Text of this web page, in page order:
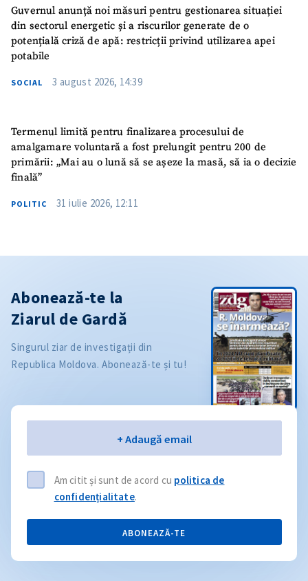
Guvernul anunță noi măsuri pentru gestionarea situației
din sectorul energetic și a riscurilor generate de o
potențială criză de apă: restricții privind utilizarea apei
potabile
SOCIAL 3 august 2026, 14:39
Termenul limită pentru finalizarea procesului de
amalgamare voluntară a fost prelungit pentru 200 de
primării: „Mai au o lună să se așeze la masă, să ia o decizie
finală”
POLITIC 31 iulie 2026, 12:11
Abonează-te la
Ziarul de Gardă
Singurul ziar de investigații din
Republica Moldova. Abonează-te și tu!
+ Adaugă email
Am citit și sunt de acord cu politica de
confidențialitate.
ABONEAZĂ-TE